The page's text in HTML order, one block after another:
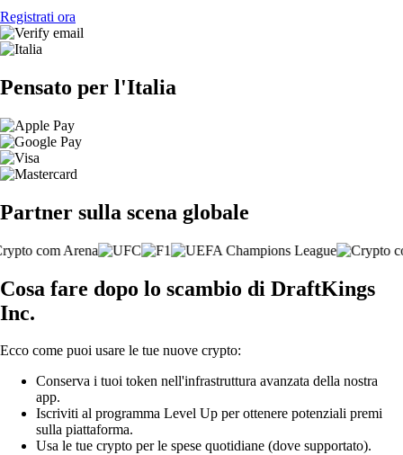
Registrati ora
Pensato per l'Italia
Partner sulla scena globale
Cosa fare dopo lo scambio di DraftKings
Inc.
Ecco come puoi usare le tue nuove crypto:
Conserva i tuoi token nell'infrastruttura avanzata della nostra
app.
Iscriviti al programma Level Up per ottenere potenziali premi
sulla piattaforma.
Usa le tue crypto per le spese quotidiane (dove supportato).